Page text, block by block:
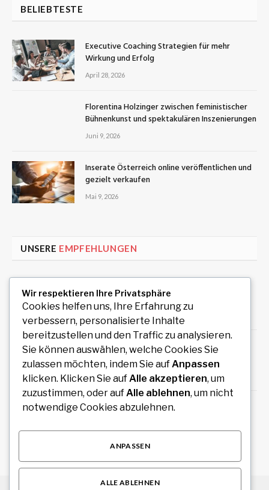
BELIEBTESTE
Executive Coaching Strategien für mehr
Wirkung und Erfolg
April 28, 2026
Florentina Holzinger zwischen feministischer
Bühnenkunst und spektakulären Inszenierungen
Juni 9, 2026
Inserate Österreich online veröffentlichen und
gezielt verkaufen
Mai 9, 2026
UNSERE EMPFEHLUNGEN
Mobile Wellness
August 7, 2026
Auto Anmeldung einfach online durchführen
und sofort legal losfahren
August 7, 2026
How an Image Compressor Helps Students,
Wir respektieren Ihre Privatsphäre
Cookies helfen uns, Ihre Erfahrung zu
verbessern, personalisierte Inhalte
bereitzustellen und den Traffic zu analysieren.
Sie können auswählen, welche Cookies Sie
zulassen möchten, indem Sie aufAnpassen
klicken. Klicken Sie aufAlle akzeptieren, um
zuzustimmen, oder aufAlle ablehnen, um nicht
notwendige Cookies abzulehnen.
ANPASSEN
ALLE ABLEHNEN